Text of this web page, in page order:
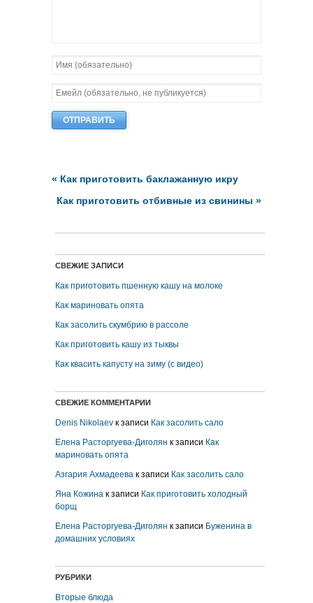
« Как приготовить баклажанную икру
Как приготовить отбивные из свинины »
СВЕЖИЕ ЗАПИСИ
Как приготовить пшенную кашу на молоке
Как мариновать опята
Как засолить скумбрию в рассоле
Как приготовить кашу из тыквы
Как квасить капусту на зиму (с видео)
СВЕЖИЕ КОММЕНТАРИИ
Denis Nikolaev к записи Как засолить сало
Елена Расторгуева-Диголян к записи Как
мариновать опята
Азгария Ахмадеева к записи Как засолить сало
Яна Кожина к записи Как приготовить холодный
борщ
Елена Расторгуева-Диголян к записи Буженина в
домашних условиях
РУБРИКИ
Вторые блюда